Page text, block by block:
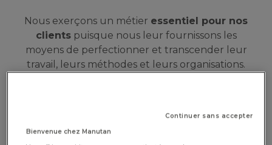
Nous exerçons un métier essentiel pour nos
clientspuisque nous leur fournissons les
moyens de perfectionner et transcender leur
travail, leurs méthodes et leurs organisations.
importante : la logistique, le digital, le conseil, le
sourcing… et tant d’autres.
Continuer sans accepter
Bienvenue chez Manutan